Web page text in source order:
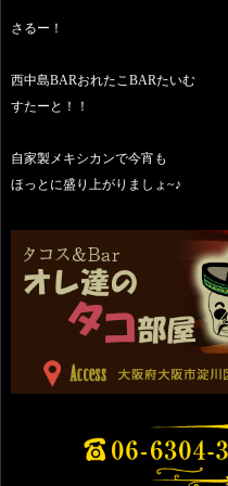
さるー！
西中島BARおれたこBARたいむ
すたーと！！
自家製メキシカンで今宵も
ほっとに盛り上がりましょ~♪